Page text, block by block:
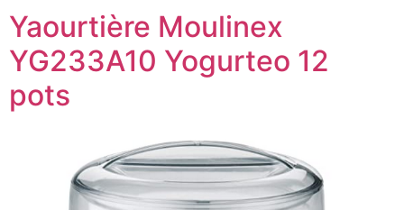
Yaourtière Moulinex
YG233A10 Yogurteo 12
pots